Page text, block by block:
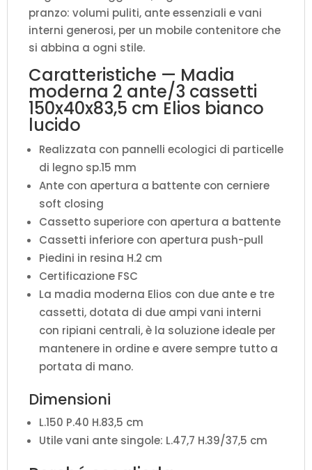
pranzo: volumi puliti, ante essenziali e vani
interni generosi, per un mobile contenitore che
si abbina a ogni stile.
Caratteristiche — Madia
moderna 2 ante/3 cassetti
150x40x83,5 cm Elios bianco
lucido
Realizzata con pannelli ecologici di particelle
di legno sp.15 mm
Ante con apertura a battente con cerniere
soft closing
Cassetto superiore con apertura a battente
Cassetti inferiore con apertura push-pull
Piedini in resina H.2 cm
Certificazione FSC
La madia moderna Elios con due ante e tre
cassetti, dotata di due ampi vani interni
con ripiani centrali, è la soluzione ideale per
mantenere in ordine e avere sempre tutto a
portata di mano.
Dimensioni
L.150 P.40 H.83,5 cm
Utile vani ante singole: L.47,7 H.39/37,5 cm